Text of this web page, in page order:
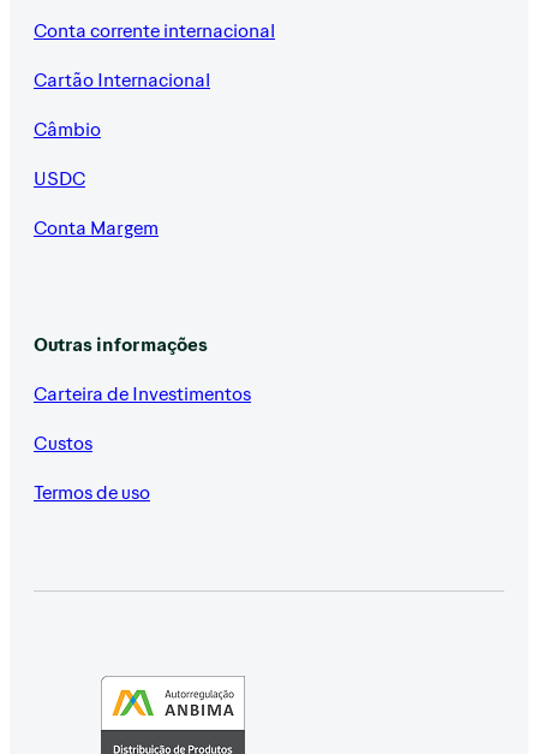
Conta corrente internacional
Cartão Internacional
Câmbio
USDC
Conta Margem
Outras informações
Carteira de Investimentos
Custos
Termos de uso